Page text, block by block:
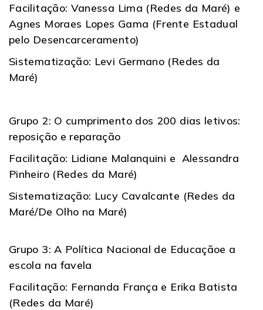
Facilitação: Vanessa Lima (Redes da Maré) e
Agnes Moraes Lopes Gama (Frente Estadual
pelo Desencarceramento)
Sistematização: Levi Germano (Redes da
Maré)
Grupo 2: O cumprimento dos 200 dias letivos:
reposição e reparação
Facilitação: Lidiane Malanquini e Alessandra
Pinheiro (Redes da Maré)
Sistematização: Lucy Cavalcante (Redes da
Maré/De Olho na Maré)
Grupo 3: A Política Nacional de Educaçãoe a
escola na favela
Facilitação: Fernanda França e Erika Batista
(Redes da Maré)